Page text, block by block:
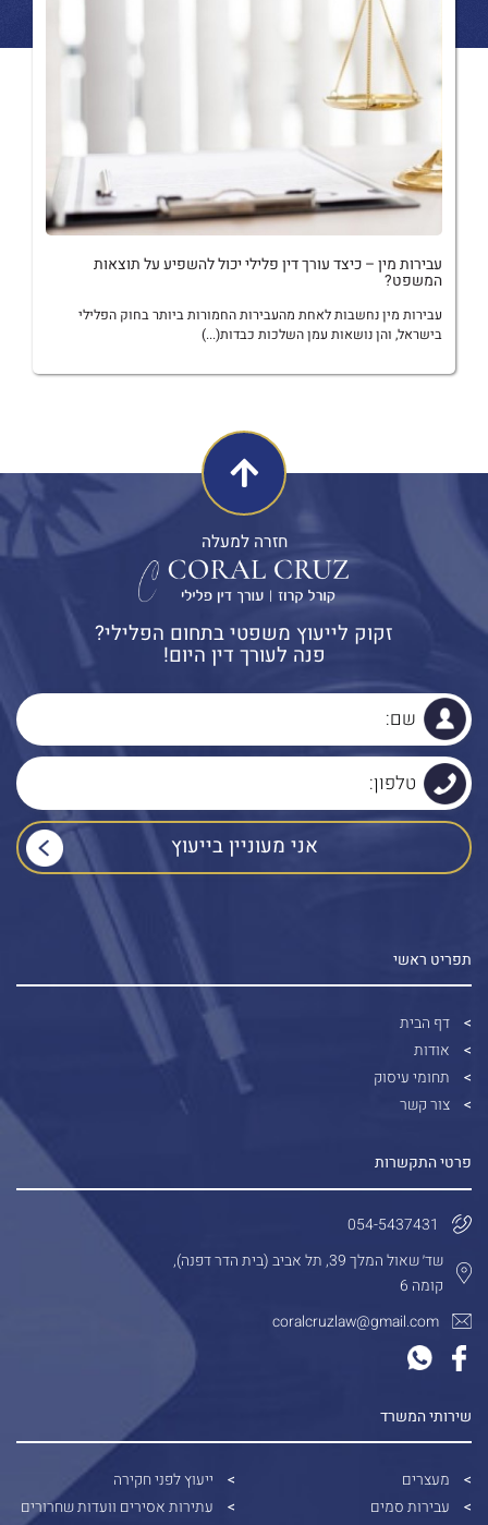
עבירות מין – כיצד עורך דין פלילי יכול להשפיע על תוצאות
המשפט?
עבירות מין נחשבות לאחת מהעבירות החמורות ביותר בחוק הפלילי
בישראל, והן נושאות עמן השלכות כבדות(...)
חזרה למעלה
זקוק לייעוץ משפטי בתחום הפלילי?
פנה לעורך דין היום!
תפריט ראשי
דף הבית
אודות
תחומי עיסוק
צור קשר
שירותי המשרד
מעצרים
עבירות סמים
ייעוץ לפני חקירה
עתירות אסירים וועדות שחרורים
פרטי התקשרות
054-5437431
שד׳ שאול המלך 39, תל אביב (בית הדר דפנה),
קומה 6
coralcruzlaw@gmail.com